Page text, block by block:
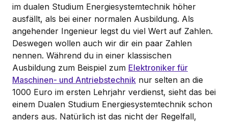
im dualen Studium Energiesystemtechnik höher
ausfällt, als bei einer normalen Ausbildung. Als
angehender Ingenieur legst du viel Wert auf Zahlen.
Deswegen wollen auch wir dir ein paar Zahlen
nennen. Während du in einer klassischen
Ausbildung zum Beispiel zum Elektroniker für
Maschinen- und Antriebstechnik nur selten an die
1000 Euro im ersten Lehrjahr verdienst, sieht das bei
einem Dualen Studium Energiesystemtechnik schon
anders aus. Natürlich ist das nicht der Regelfall,